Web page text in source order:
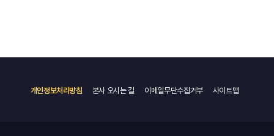
개인정보처리방침 본사 오시는 길 이메일무단수집거부 사이트맵